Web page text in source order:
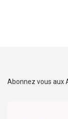
Abonnez vous aux